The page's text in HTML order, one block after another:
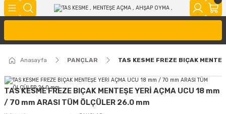
Anasayfa PANÇLAR TAS KESME FREZE BIÇAK
TAS KESME FREZE BIÇAK MENTEŞE YERİ AÇMA UCU 18 mm
/ 70 mm ARASI TÜM ÖLÇÜLER 26.0 mm